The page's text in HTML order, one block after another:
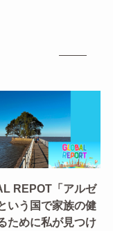
REPOT「アルゼ
いう国で家族の健
ために私が見つけ